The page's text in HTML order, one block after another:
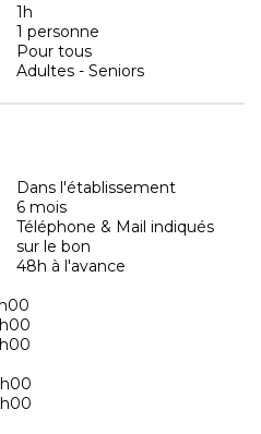
1h
1 personne
Pour tous
Adultes - Seniors
Dans l'établissement
6 mois
Téléphone & Mail indiqués
sur le bon
48h à l'avance